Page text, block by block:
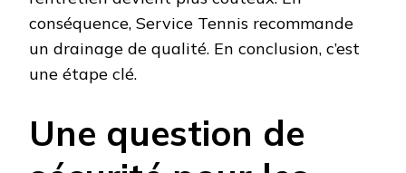
conséquence, Service Tennis recommande
un drainage de qualité. En conclusion, c’est
une étape clé.
Une question de